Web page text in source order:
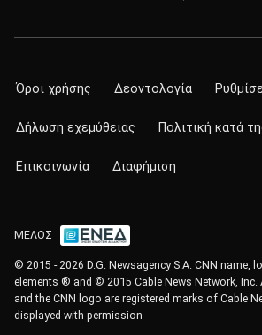
Όροι χρήσης Δεοντολογία
Δήλωση εχεμύθειας Πολιτική κατά
Επικοινωνία Διαφήμιση
ΜΕΛΟΣ
© 2015 - 2026 D.G. Newsagency S.A. CNN name,
elements ® and © 2015 Cable News Network, Inc.
and the CNN logo are registered marks of Cable
displayed with permission